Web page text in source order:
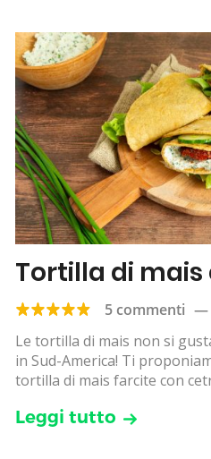
Tortilla di mais
5 commenti —
Le tortilla di mais non si
in Sud-America! Ti
tortilla di mais farcite con
Leggi tutto